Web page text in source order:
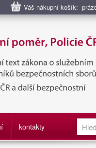
Váš nákupní košík:
ČR, Vězeňská služba,
kontakty